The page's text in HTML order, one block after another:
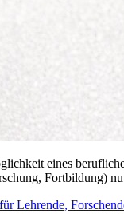
eines
Fortbildung)
Lehrende,